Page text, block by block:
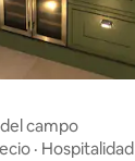
campo
· Hospitalidad